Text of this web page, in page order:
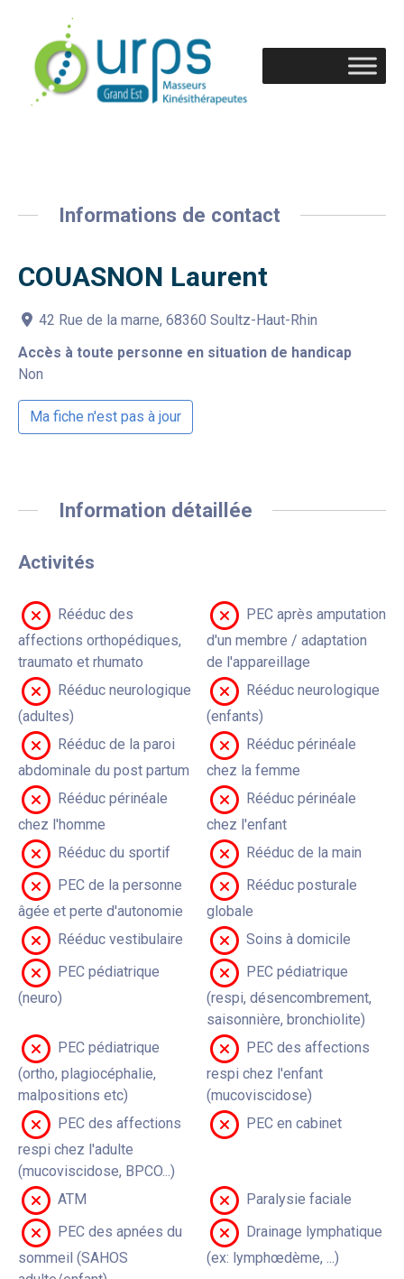
Informations de contact
COUASNON Laurent
42 Rue de la marne, 68360 Soultz-Haut-Rhin
Accès à toute personne en situation de handicap
Non
Ma fiche n'est pas à jour
Information détaillée
Activités
Rééduc des
affections orthopédiques,
traumato et rhumato
PEC après amputation
d'un membre / adaptation
de l'appareillage
Rééduc neurologique
(adultes)
Rééduc neurologique
(enfants)
Rééduc de la paroi
abdominale du post partum
Rééduc périnéale
chez la femme
Rééduc périnéale
chez l'homme
Rééduc périnéale
chez l'enfant
Rééduc du sportif
Rééduc de la main
PEC de la personne
âgée et perte d'autonomie
Rééduc posturale
globale
Rééduc vestibulaire
Soins à domicile
PEC pédiatrique
(neuro)
PEC pédiatrique
(respi, désencombrement,
saisonnière, bronchiolite)
PEC pédiatrique
(ortho, plagiocéphalie,
malpositions etc)
PEC des affections
respi chez l'enfant
(mucoviscidose)
PEC des affections
respi chez l'adulte
(mucoviscidose, BPCO...)
PEC en cabinet
ATM
Paralysie faciale
PEC des apnées du
sommeil (SAHOS
Drainage lymphatique
(ex: lymphœdème, ...)